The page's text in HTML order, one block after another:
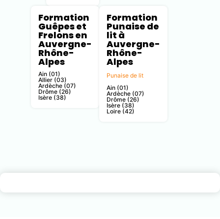
Formation
Guêpes et
Frelons en
Auvergne-
Rhône-
Alpes
Ain (01)
Allier (03)
Ardèche (07)
Drôme (26)
Isère (38)
Formation
Punaise de
lit à
Auvergne-
Rhône-
Alpes
Punaise de lit
Ain (01)
Ardèche (07)
Drôme (26)
Isère (38)
Loire (42)